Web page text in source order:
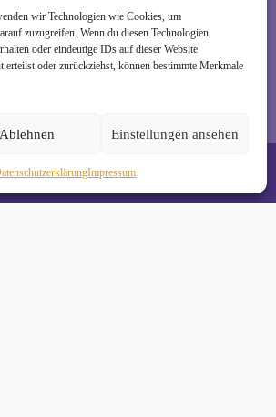
wir Technologien wie Cookies, um
zuzugreifen. Wenn du diesen Technologien
oder eindeutige IDs auf dieser Website
oder zurückziehst, können bestimmte Merkmale
Ablehnen Einstellungen ansehen
Impressum
Alle Details zur Nutzung